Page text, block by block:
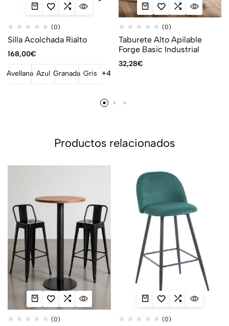
(0)
Silla Acolchada Rialto
168,00€
Avellana Azul Granada Gris +4
(0)
Taburete Alto Apilable
Forge Basic Industrial
32,28€
Productos relacionados
(0) (0)